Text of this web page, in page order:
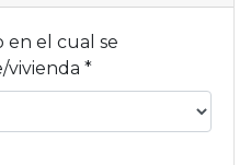
en el cual se
*